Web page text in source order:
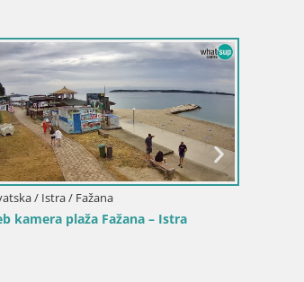
Hrvatska / Istra / Fažana
Fažana web kamera riva i gradska
marina – Istra